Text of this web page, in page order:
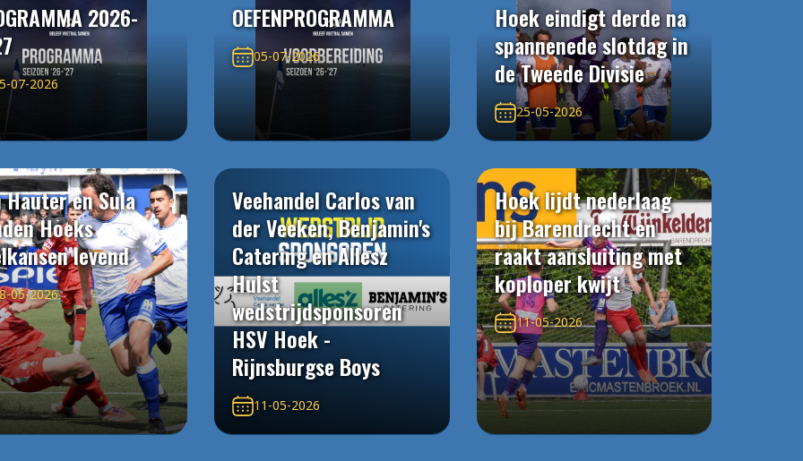
2026-
07-2026
OEFENPROGRAMMA
05-07-2026
Hoek eindigt derde na
spannenede slotdag in
de Tweede Divisie
25-05-2026
Hauter en Sula
Hoeks
levend
05-2026
Veehandel Carlos van
der Veeken, Benjamin's
Catering en Allesz
Hulst
wedstrijdsponsoren
HSV Hoek -
Rijnsburgse Boys
11-05-2026
Hoek lijdt nederlaag
bij Barendrecht en
raakt aansluiting met
koploper kwijt
11-05-2026